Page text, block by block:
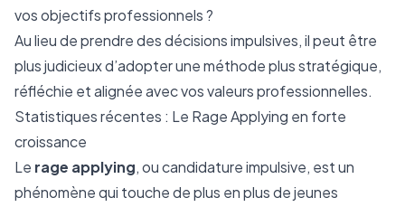
vos objectifs professionnels ?
Au lieu de prendre des décisions impulsives, il peut être
plus judicieux d’adopter une méthode plus stratégique,
réfléchie et alignée avec vos valeurs professionnelles.
Statistiques récentes : Le Rage Applying en forte
croissance
Le rage applying, ou candidature impulsive, est un
phénomène qui touche de plus en plus de jeunes